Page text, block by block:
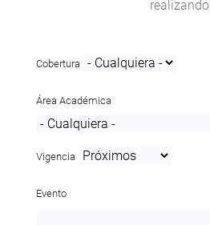
realizando
Cobertura
Área Académica
Vigencia
Evento